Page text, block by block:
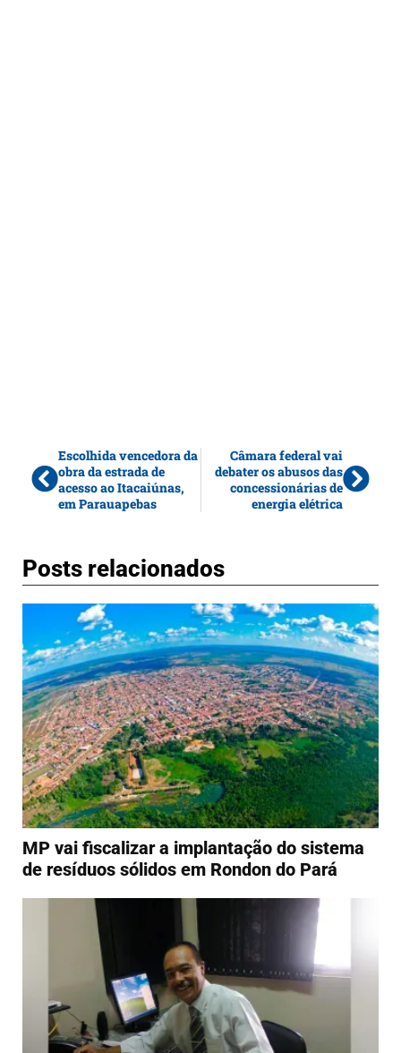
Escolhida vencedora da
obra da estrada de
acesso ao Itacaiúnas,
em Parauapebas
Câmara federal vai
debater os abusos das
concessionárias de
energia elétrica
Posts relacionados
MP vai fiscalizar a implantação do sistema
de resíduos sólidos em Rondon do Pará